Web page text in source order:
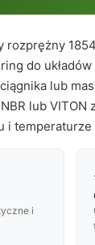
rozprężny
do
lub
lub
i temperaturze
i